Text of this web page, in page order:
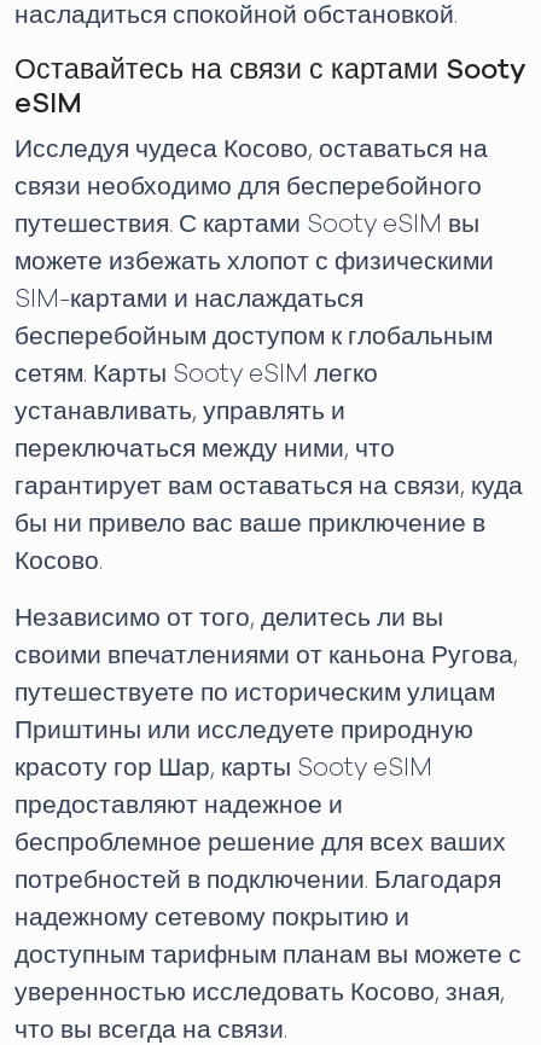
насладиться спокойной обстановкой.
Оставайтесь на связи с картами Sooty
eSIM
Исследуя чудеса Косово, оставаться на
связи необходимо для бесперебойного
путешествия. С картами Sooty eSIM вы
можете избежать хлопот с физическими
SIM-картами и наслаждаться
бесперебойным доступом к глобальным
сетям. Карты Sooty eSIM легко
устанавливать, управлять и
переключаться между ними, что
гарантирует вам оставаться на связи, куда
бы ни привело вас ваше приключение в
Косово.
Независимо от того, делитесь ли вы
своими впечатлениями от каньона Ругова,
путешествуете по историческим улицам
Приштины или исследуете природную
красоту гор Шар, карты Sooty eSIM
предоставляют надежное и
беспроблемное решение для всех ваших
потребностей в подключении. Благодаря
надежному сетевому покрытию и
доступным тарифным планам вы можете с
уверенностью исследовать Косово, зная,
что вы всегда на связи.